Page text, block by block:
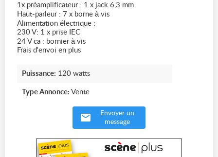
1x préamplificateur : 1 x jack 6,3 mm
Haut-parleur : 7 x borne à vis
Alimentation électrique :
230 V: 1 x prise IEC
24 V ca : bornier à vis
Frais d'envoi en plus
Puissance: 120 watts
Type Annonce: Vente
Envoyer un
message